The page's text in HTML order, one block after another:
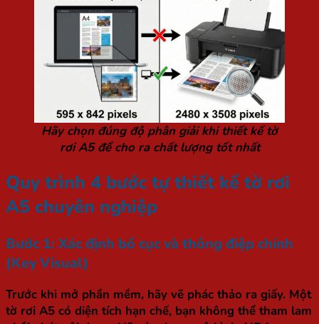
Hãy chọn đúng độ phân giải khi thiết kế tờ
rơi A5 để cho ra chất lượng tốt nhất
Quy trình 4 bước tự thiết kế tờ rơi
A5 chuyên nghiệp
Bước 1: Xác định bố cục và thông điệp chính
(Key Visual)
Trước khi mở phần mềm, hãy vẽ phác thảo ra giấy. Một
tờ rơi A5 có diện tích hạn chế, bạn không thể tham lam